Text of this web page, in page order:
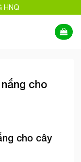
HNQ
cho
cho cây